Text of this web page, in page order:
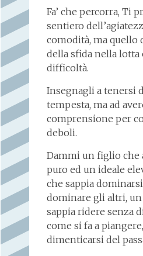
Fa’ che percorra, Ti
sentiero
comodità, ma quello
della sfida nella lotta
difficoltà.
Insegnagli a tenersi
tempesta, ma ad
comprensione per
deboli.
Dammi un figlio che
puro ed un ideale
che sappia
dominare gli altri,
sappia ridere senza
come si fa a
dimenticarsi del